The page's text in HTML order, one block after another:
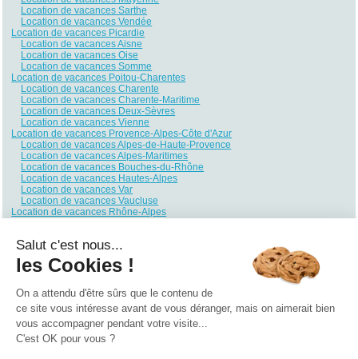
Location de vacances Sarthe
Location de vacances Vendée
Location de vacances Picardie
Location de vacances Aisne
Location de vacances Oise
Location de vacances Somme
Location de vacances Poitou-Charentes
Location de vacances Charente
Location de vacances Charente-Maritime
Location de vacances Deux-Sèvres
Location de vacances Vienne
Location de vacances Provence-Alpes-Côte d'Azur
Location de vacances Alpes-de-Haute-Provence
Location de vacances Alpes-Maritimes
Location de vacances Bouches-du-Rhône
Location de vacances Hautes-Alpes
Location de vacances Var
Location de vacances Vaucluse
Location de vacances Rhône-Alpes
Location de vacances Drôme
Location de vacances Haute-Savoie
Location de vacances Isère
Location de vacances Rhône
Location de vacances Savoie
Qui sommes nous ? |Contactez-nous
Salut c'est nous...
les Cookies !
On a attendu d'être sûrs que le contenu de
ce site vous intéresse avant de vous déranger, mais on aimerait bien
vous accompagner pendant votre visite...
C'est OK pour vous ?